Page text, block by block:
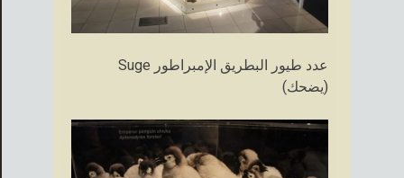
عدد طيور البطريق الإمبراطور Suge
(يضحك)